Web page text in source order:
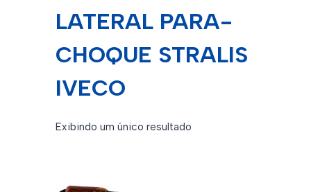
LATERAL PARA-
CHOQUE STRALIS
IVECO
Exibindo um único resultado